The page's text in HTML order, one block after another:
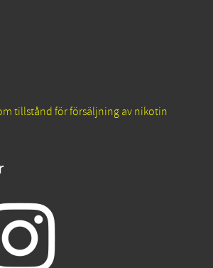
tillstånd för försäljning av nikotin